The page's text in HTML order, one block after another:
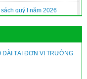
quý I năm 2026
DÀI TẠI ĐƠN VỊ TRƯỜNG